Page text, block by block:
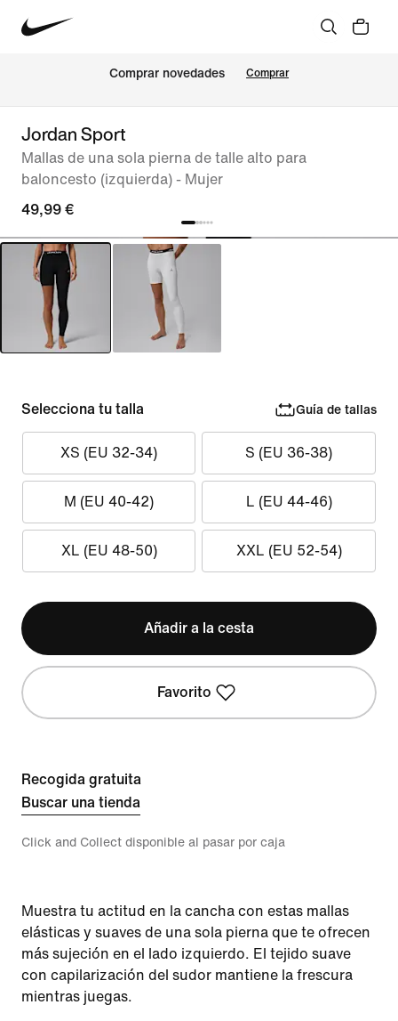
Comprar novedades Comprar
Jordan Sport
Mallas de una sola pierna de talle alto para
baloncesto (izquierda) - Mujer
49,99 €
Selecciona tu talla Guía de tallas
XS (EU 32-34) S (EU 36-38)
M (EU 40-42) L (EU 44-46)
XL (EU 48-50) XXL (EU 52-54)
Añadir a la cesta
Favorito
Recogida gratuita
Buscar una tienda
Click and Collect disponible al pasar por caja
Muestra tu actitud en la cancha con estas mallas
elásticas y suaves de una sola pierna que te ofrecen
más sujeción en el lado izquierdo. El tejido suave
con capilarización del sudor mantiene la frescura
mientras juegas.